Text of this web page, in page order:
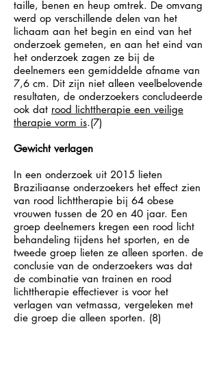
taille, benen en heup omtrek. De omvang
werd op verschillende delen van het
lichaam aan het begin en eind van het
onderzoek gemeten, en aan het eind van
het onderzoek zagen ze bij de
deelnemers een gemiddelde afname van
7,6 cm. Dit zijn niet alleen veelbelovende
resultaten, de onderzoekers concludeerde
ook dat rood lichttherapie een veilige
therapie vorm is.(7)
Gewicht verlagen
In een onderzoek uit 2015 lieten
Braziliaanse onderzoekers het effect zien
van rood lichttherapie bij 64 obese
vrouwen tussen de 20 en 40 jaar. Een
groep deelnemers kregen een rood licht
behandeling tijdens het sporten, en de
tweede groep lieten ze alleen sporten. de
conclusie van de onderzoekers was dat
de combinatie van trainen en rood
lichttherapie effectiever is voor het
verlagen van vetmassa, vergeleken met
die groep die alleen sporten. (8)